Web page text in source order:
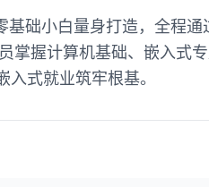
基础小白量身打造，全程
掌握计算机基础、嵌入式
入式就业筑牢根基。